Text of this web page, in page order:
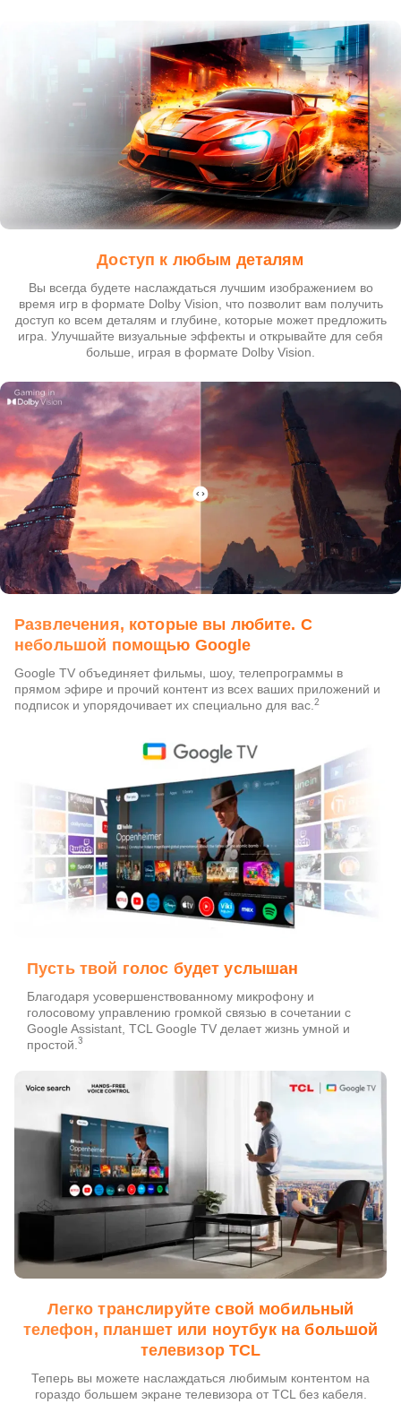
Доступ к любым деталям
Вы всегда будете наслаждаться лучшим изображением во
время игр в формате Dolby Vision, что позволит вам получить
доступ ко всем деталям и глубине, которые может предложить
игра. Улучшайте визуальные эффекты и открывайте для себя
больше, играя в формате Dolby Vision.
Развлечения, которые вы любите. С
небольшой помощью Google
Google TV объединяет фильмы, шоу, телепрограммы в
прямом эфире и прочий контент из всех ваших приложений и
подписок и упорядочивает их специально для вас.2
Пусть твой голос будет услышан
Благодаря усовершенствованному микрофону и
голосовому управлению громкой связью в сочетании с
Google Assistant, TCL Google TV делает жизнь умной и
простой. 3
Легко транслируйте свой мобильный
телефон, планшет или ноутбук на большой
телевизор TCL
Теперь вы можете наслаждаться любимым контентом на
гораздо большем экране телевизора от TCL без кабеля.